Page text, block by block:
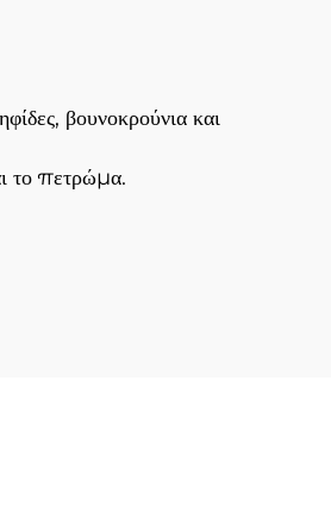
βουνοκρούνια και
το πετρώμα.